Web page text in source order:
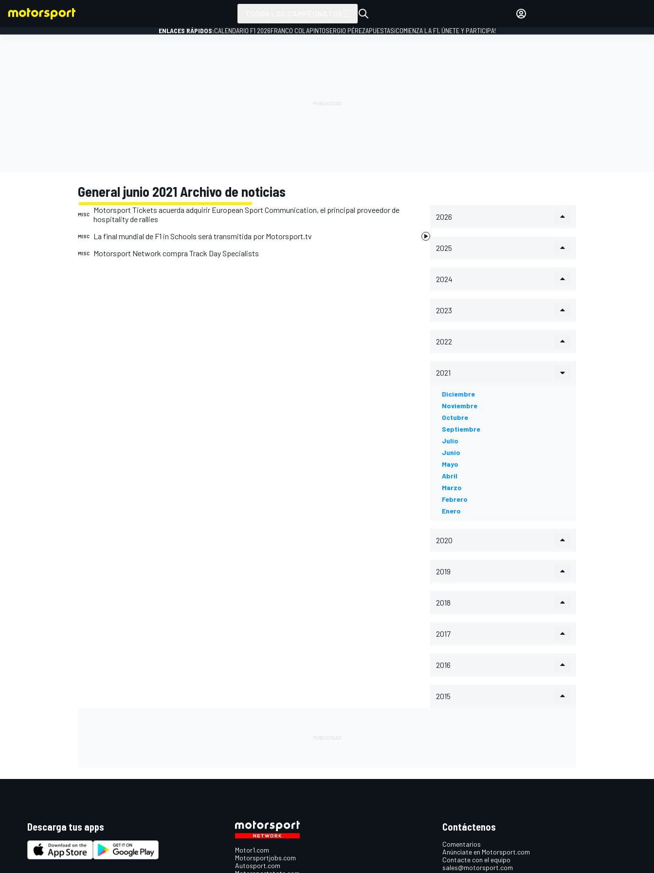
INDYCAR
INICIAR SESIÓN
ENLACES RÁPIDOS:CALENDARIO F1 2026FRANCO COLAPINTOSERGIO PÉREZAPUESTAS¡COMIENZA LA F1, ÚNETE Y PARTICIPA!
General junio 2021 Archivo de noticias
MISC
Motorsport Tickets acuerda adquirir European Sport Communication, el principal proveedor de
hospitality de rallies
MISC La final mundial de F1 in Schools será transmitida por Motorsport.tv
MISC Motorsport Network compra Track Day Specialists
2026
2025
2024
2023
2022
2021
Diciembre
Noviembre
Octubre
Septiembre
Julio
Junio
Mayo
Abril
Marzo
Febrero
Enero
2020
2019
2018
2017
2016
2015
Descarga tus apps
Motor1.com
Motorsportjobs.com
Autosport.com
Contáctenos
Comentarios
Anúnciate en Motorsport.com
Contacte con el equipo
sales@motorsport.com